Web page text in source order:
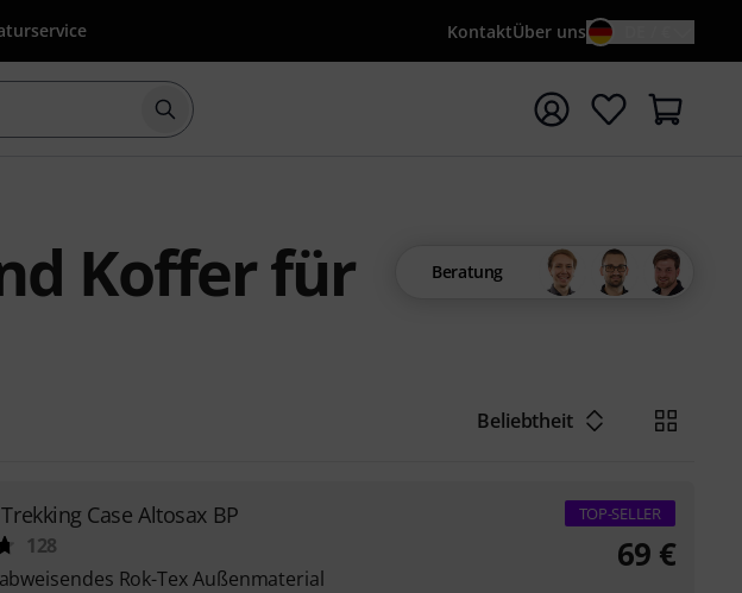
KontaktÜber uns
Suche mit Suchwort {searchTerm} starten
Koffer für
Beratung
Beliebtheit
Trekking Case Altosax BP
128
Rok-Tex Außenmaterial
TOP-SELLER
69 €